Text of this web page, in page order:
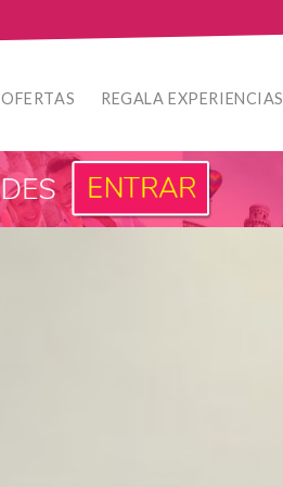
OFERTAS REGALA EXPERIENCIAS